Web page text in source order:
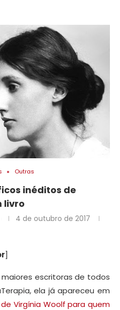
Outras
inéditos de
livro
4 de outubro de 2017
]
escritoras de todos
ela já apareceu em
de Virgínia Woolf para quem